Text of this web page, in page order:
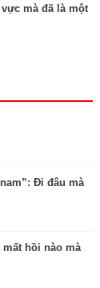
mà đã là một
Đi đâu mà
mất hồi nào mà